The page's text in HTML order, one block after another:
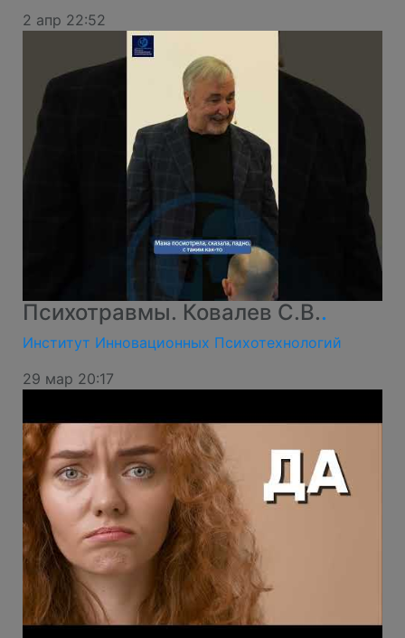
2 апр 22:52
Психотравмы. Ковалев С.В..
Институт Инновационных Психотехнологий
29 мар 20:17